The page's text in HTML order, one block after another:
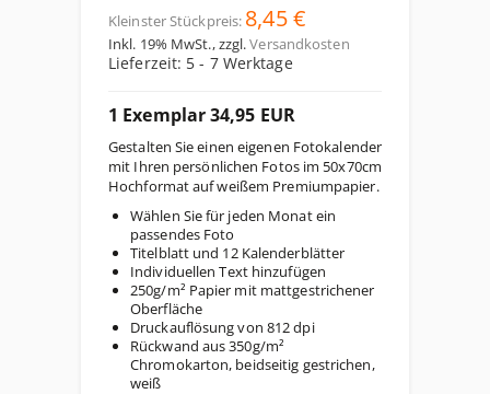
Kleinster Stückpreis: 8,45 €
Inkl. 19% MwSt.,zzgl.Versandkosten
Lieferzeit: 5 - 7 Werktage
1 Exemplar 34,95 EUR
Gestalten Sie einen eigenen Fotokalender
mit Ihren persönlichen Fotos im 50x70cm
Hochformat auf weißem Premiumpapier.
Wählen Sie für jeden Monat ein
passendes Foto
Titelblatt und 12 Kalenderblätter
Individuellen Text hinzufügen
250g/m² Papier mit mattgestrichener
Oberfläche
Druckauflösung von 812 dpi
Rückwand aus 350g/m²
Chromokarton, beidseitig gestrichen,
weiß